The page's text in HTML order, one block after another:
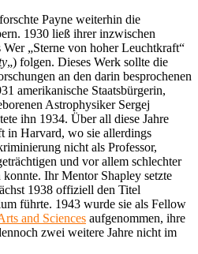
Payne weiterhin die
1930 ließ ihrer inzwischen
„Sterne von hoher Leuchtkraft“
„) folgen. Dieses Werk sollte die
an den darin besprochenen
amerikanische Staatsbürgerin,
Astrophysiker Sergej
ihn 1934. Über all diese Jahre
in Harvard, wo sie allerdings
nicht als Professor,
und vor allem schlechter
Ihr Mentor Shapley setzte
1938 offiziell den Titel
führte. 1943 wurde sie als Fellow
and Sciences aufgenommen, ihre
zwei weitere Jahre nicht im